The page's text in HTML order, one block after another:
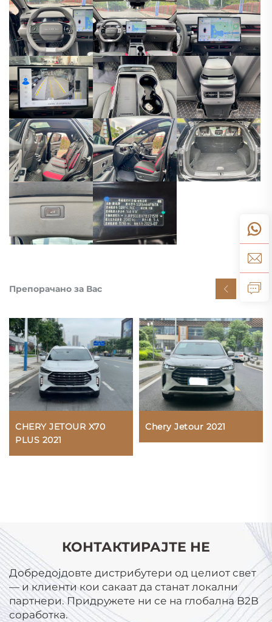
Препорачано за Вас
CHERY JETOUR X70
PLUS 2021
Chery Jetour 2021
КОНТАКТИРАЈТЕ НЕ
Добредојдовте дистрибутери од целиот свет
— и клиенти кои сакаат да станат локални
партнери. Придружете ни се на глобална B2B
соработка.